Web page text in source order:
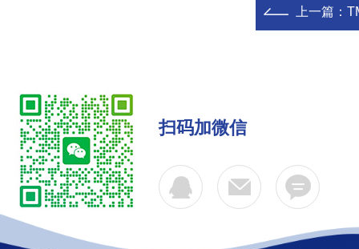
上一篇：
扫码加微信